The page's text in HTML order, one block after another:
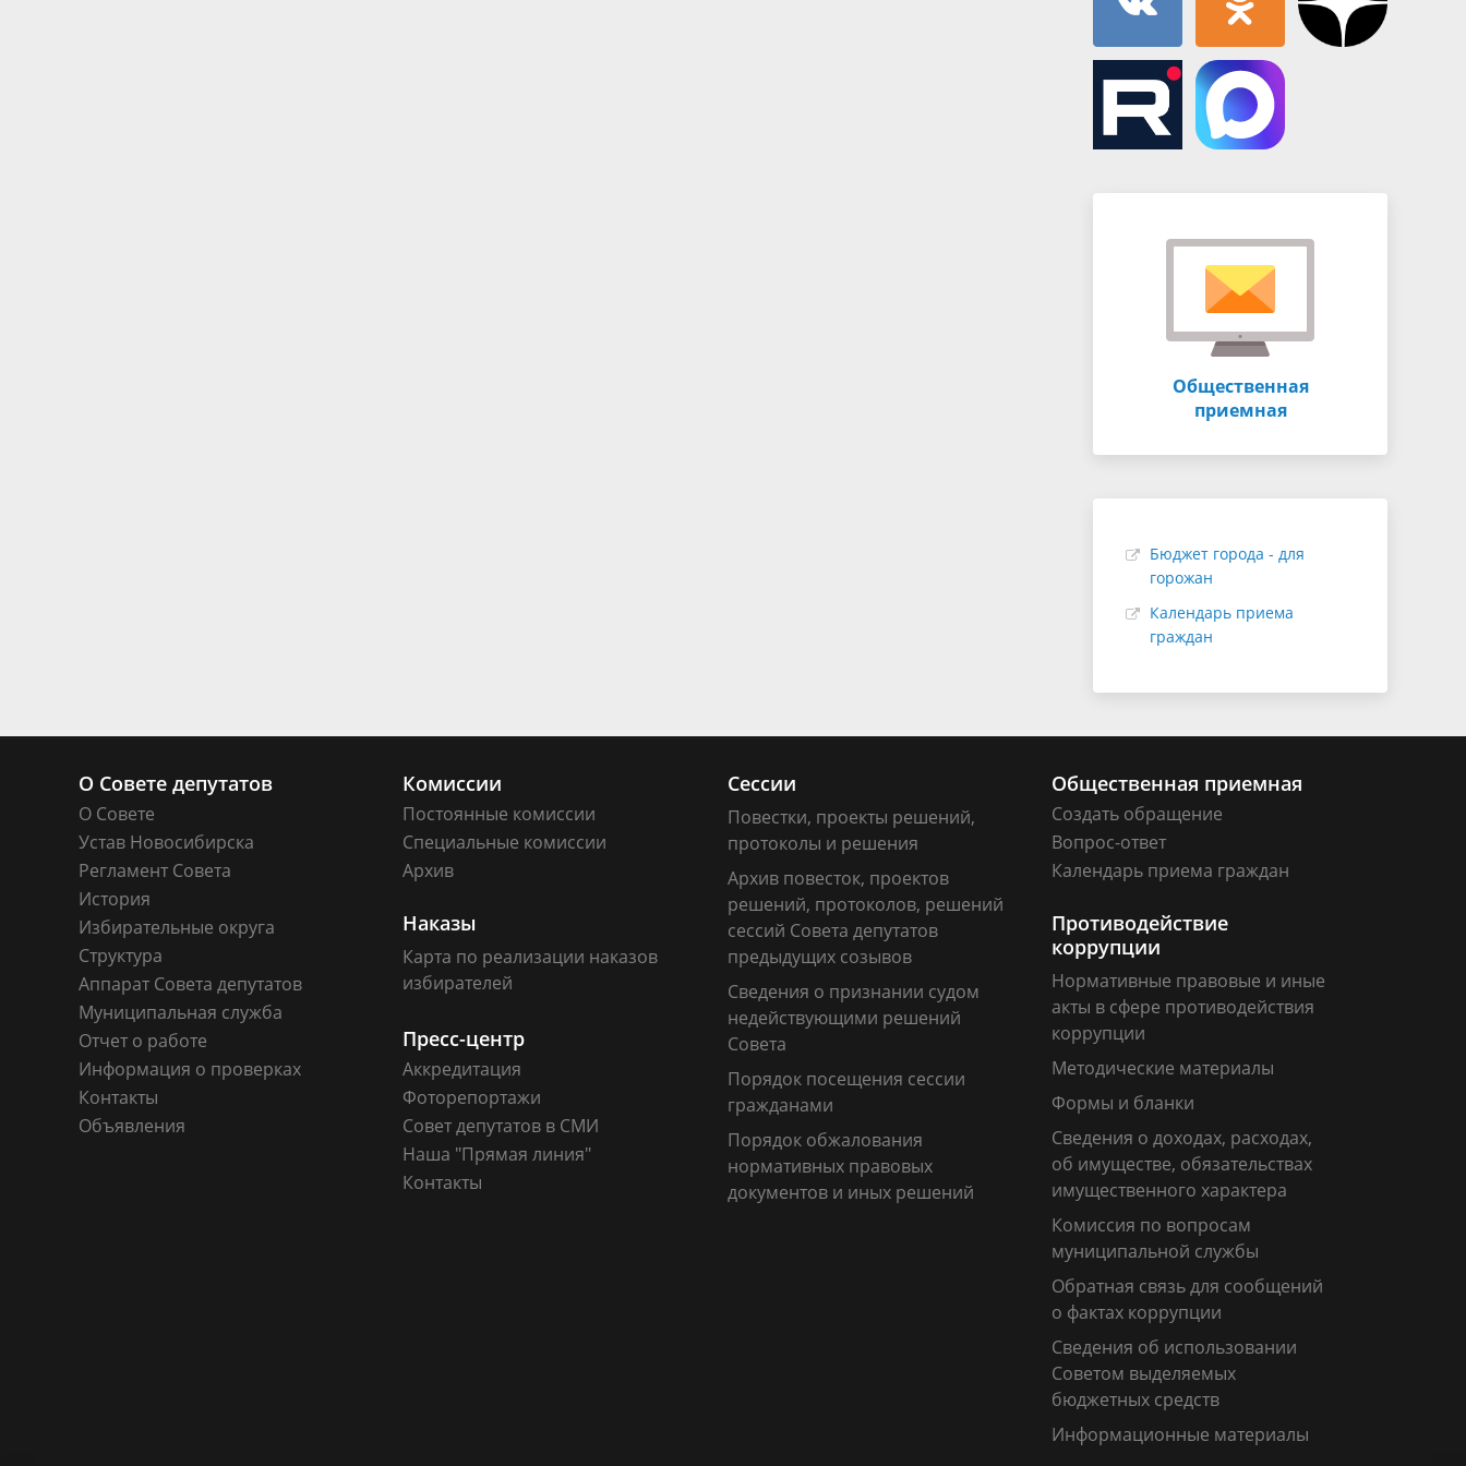
Общественная
приемная
Бюджет города - для
горожан
Календарь приема
граждан
О Совете депутатов
О Совете
Устав Новосибирска
Регламент Совета
История
Избирательные округа
Структура
Аппарат Совета депутатов
Муниципальная служба
Отчет о работе
Информация о проверках
Контакты
Объявления
Комиссии
Постоянные комиссии
Специальные комиссии
Архив
Сессии
Повестки, проекты решений,
протоколы и решения
Архив повесток, проектов
решений, протоколов, решений
сессий Совета депутатов
предыдущих созывов
Сведения о признании судом
недействующими решений
Совета
Порядок посещения сессии
гражданами
Порядок обжалования
нормативных правовых
документов и иных решений
Общественная приемная
Создать обращение
Вопрос-ответ
Календарь приема граждан
Наказы
Карта по реализации наказов
избирателей
Противодействие
коррупции
Нормативные правовые и иные
акты в сфере противодействия
коррупции
Методические материалы
Формы и бланки
Сведения о доходах, расходах,
об имуществе, обязательствах
имущественного характера
Комиссия по вопросам
муниципальной службы
Обратная связь для сообщений
о фактах коррупции
Сведения об использовании
Советом выделяемых
бюджетных средств
Информационные материалы
Пресс-центр
Аккредитация
Фоторепортажи
Совет депутатов в СМИ
Наша "Прямая линия"
Контакты